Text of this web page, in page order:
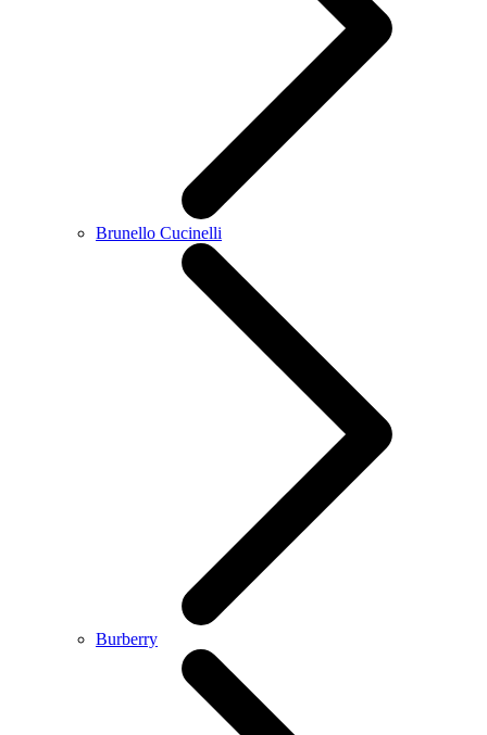
Brunello Cucinelli
Burberry